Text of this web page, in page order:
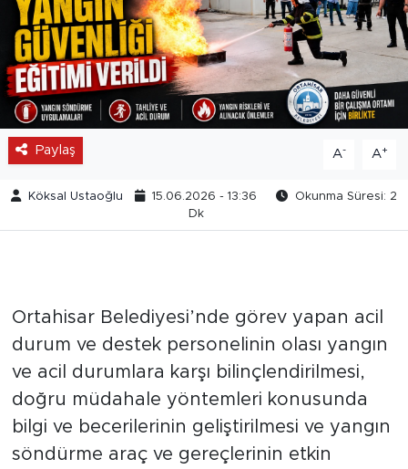
Paylaş A- A+
Köksal Ustaoğlu 15.06.2026 - 13:36
Okunma Süresi: 2
Dk
Ortahisar Belediyesi’nde görev yapan acil
durum ve destek personelinin olası yangın
ve acil durumlara karşı bilinçlendirilmesi,
doğru müdahale yöntemleri konusunda
bilgi ve becerilerinin geliştirilmesi ve yangın
söndürme araç ve gereçlerinin etkin
Ulusal Son Dakika Haberleri